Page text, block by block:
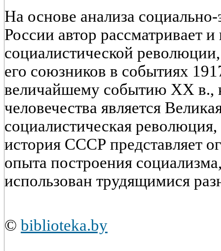
На основе анализа
России автор рассматривает
социалистической
его союзников в событиях
величайшему событию XX в.,
человечества является
социалистическая
история СССР представляет
опыта построения
использован трудящимися
© biblioteka.by